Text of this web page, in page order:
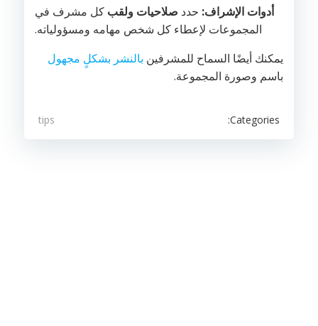
أدوات الإشراف: حدد صلاحيات ولقب كل مشرف في
المجموعات لإعطاء كل شخص مهامه ومسؤولياته.
يمكنك أيضًا السماح للمشرفين بالنشر بشكلٍ مجهول
باسم وصورة المجموعة.
Categories:
tips